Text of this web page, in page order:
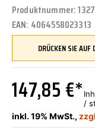
Produktnummer:
EAN: 4064558023313
147,85 €* /
inkl. 19% MwSt.,